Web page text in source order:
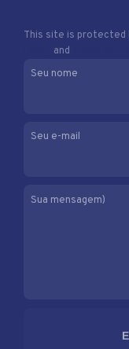
This site is protected
and
Seu nome
Seu e-mail
Sua mensagem)